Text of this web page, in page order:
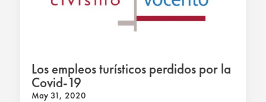
Los empleos turísticos perdidos por la
Covid-19
May 31, 2020